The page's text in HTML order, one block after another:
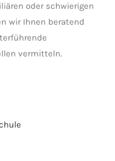
oder schwierigen
wir Ihnen beratend
vermitteln.